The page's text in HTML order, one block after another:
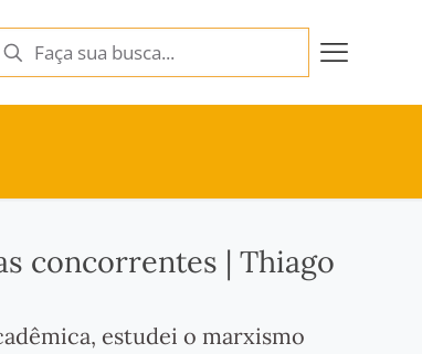
concorrentes | Thiago
estudei o marxismo